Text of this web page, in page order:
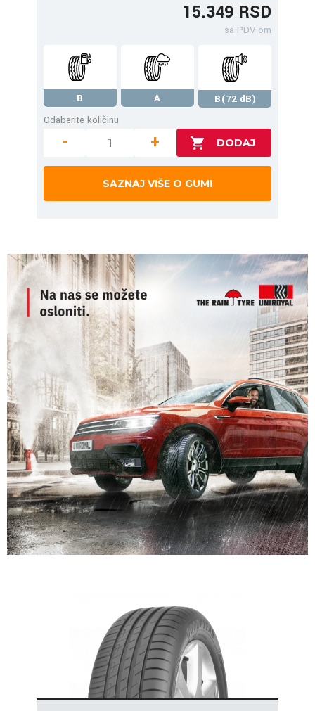
15.349 RSD
sa PDV-om
B A
B(72 dB)
Odaberite količinu
- +
SAZNAJ VIŠE O GUMI